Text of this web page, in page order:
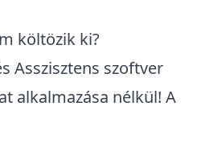
költözik ki?
Asszisztens szoftver
alkalmazása nélkül! A